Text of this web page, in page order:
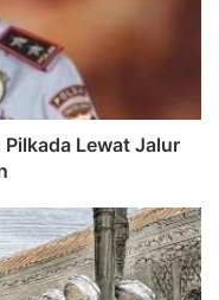
Lewat Jalur